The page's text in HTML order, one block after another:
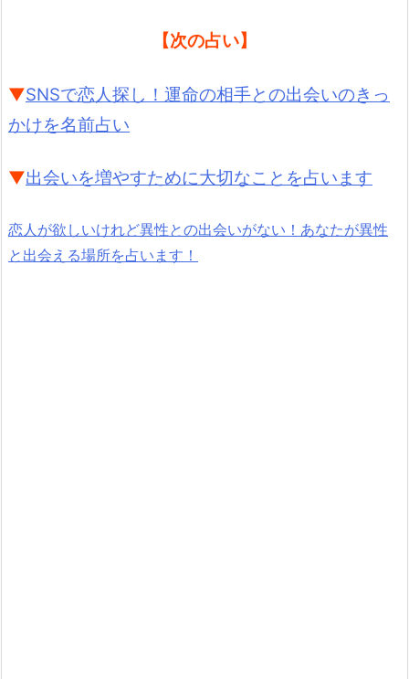
【次の占い】
▼SNSで恋人探し！運命の相手との出会いのきっ
かけを名前占い
▼出会いを増やすために大切なことを占います
恋人が欲しいけれど異性との出会いがない！あなたが異性
と出会える場所を占います！